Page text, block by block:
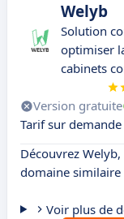
Welyb
Solution
optimiser
cabinets
Version gratuite
Tarif sur demande
Découvrez
domaine similaire
Voir plus de